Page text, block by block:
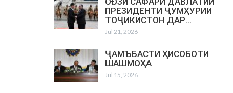
ПРЕЗИДЕНТИ ҶУМҲУРИИ
ТОҶИКИСТОН ДАР…
Jul 21, 2026
ҶАМЪБАСТИ ҲИСОБОТИ
ШАШМОҲА
Jul 15, 2026